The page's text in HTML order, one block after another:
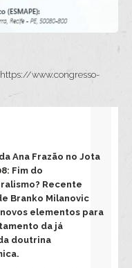
https://www.congresso-
Ana Frazão no Jota
Fim do
Recente
Branko Milanovic
elementos para
da já
doutrina